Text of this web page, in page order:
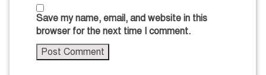
Save my name, email, and website in this
browser for the next time I comment.